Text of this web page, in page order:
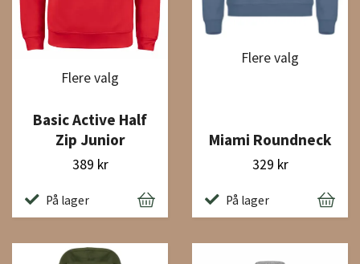
Flere valg
Basic Active Half
Zip Junior
389 kr
På lager
Flere valg
Miami Roundneck
329 kr
På lager